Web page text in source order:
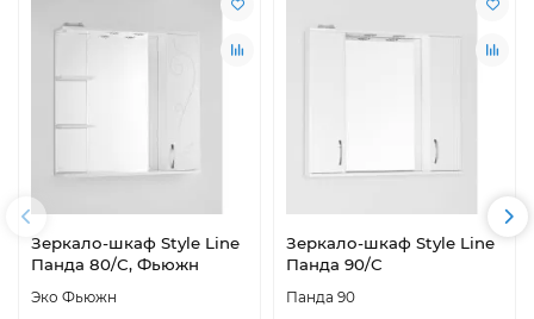
Зеркало-шкаф Style Line
Панда 80/С, Фьюжн
Эко Фьюжн
Зеркало-шкаф Style Line
Панда 90/С
Панда 90